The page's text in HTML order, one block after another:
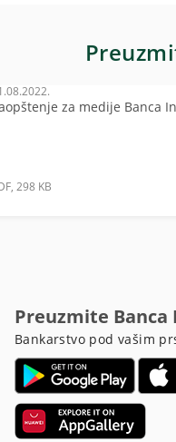
za medije Banca
298 KB
Preuzmite
Bankarstvo pod vašim